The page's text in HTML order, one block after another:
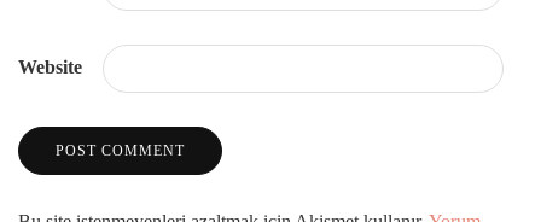
Website